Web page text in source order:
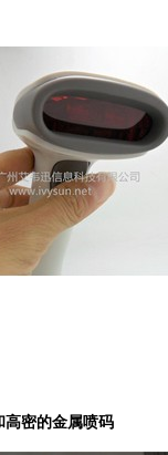
高密的金属喷码